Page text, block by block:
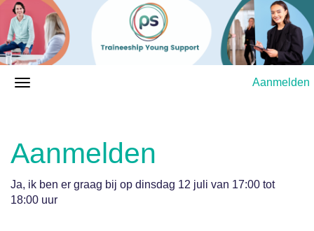
Aanmelden
Aanmelden
Ja, ik ben er graag bij op dinsdag 12 juli van 17:00 tot
18:00 uur